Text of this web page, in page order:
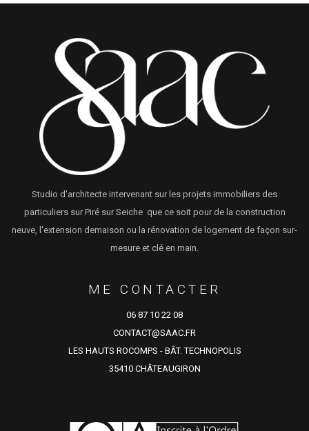
Studio d'architecte intervenant sur les projets immobiliers des
particuliers sur Piré sur Seiche que ce soit pour de la construction
neuve, l'extension demaison ou la rénovation de logement de façon sur-
mesure et clé en main.
ME CONTACTER
06 87 10 22 08
CONTACT@SAAC.FR
LES HAUTS ROCOMPS - BÂT. TECHNOPOLIS
35410 CHÂTEAUGIRON